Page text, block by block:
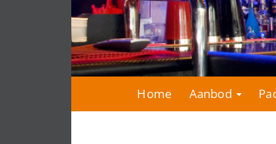
Home Aanbod